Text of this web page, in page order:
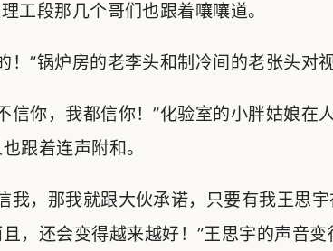
工段那几个哥们也跟着嚷嚷道。
”锅炉房的老李头和制冷间的老张头对
你，我都信你！”化验室的小胖姑娘在
跟着连声附和。
，那我就跟大伙承诺，只要有我王思
，还会变得越来越好！”王思宇的声音变